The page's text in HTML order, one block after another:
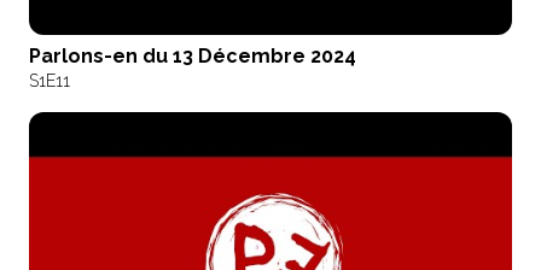
Parlons-en du 13 Décembre 2024
S1E11